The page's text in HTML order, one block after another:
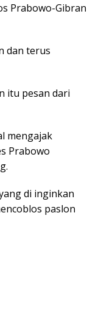
Prabowo-Gibran
dan terus
itu pesan dari
mengajak
Prabowo
di inginkan
paslon